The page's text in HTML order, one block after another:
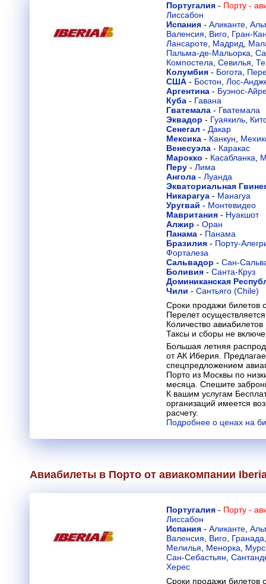
Португалия - Порту -
Лиссабон
Испания - Аликанте
Валенсия
Виго Гран-
Лансароте Мадрид
Пальма-де-Мальорка
Компостела Севилья
Колумбия - Богота
США - Бостон Лос-
Аргентина - Буэнос-
Куба - Гавана
Гватемала - Гватемала
Эквадор - Гуаякиль
Сенегал - Дакар
Мексика - Канкун
Венесуэла - Каракас
Марокко - Касабланка
Перу - Лима
Ангола - Луанда
Экваториальная
Никарагуа - Манагуа
Уругвай - Монтевидео
Мавритания - Нуакшот
Алжир - Оран
Панама - Панама
Бразилия - Порту-
Форталеза
Сальвадор - Сан-
Боливия - Санта-Круз
Доминиканская
Чили - Сантьяго (Chile)
Сроки продажи билетов
Перелет
Количество
Таксы и сборы не
Большая летняя
от АК Иберия.
спецпредложением
Порто из Москвы по
месяца. Спешите
К вашим услугам
организаций имеется
расчету.
Подробнее о ценах на
Авиабилеты в Порто от авиакомпании
Португалия - Порту -
Лиссабон
Испания - Аликанте
Валенсия
Виго Гранада
Мелилья
Менорка
Сан-Себастьян
Херес
Сроки продажи билетов